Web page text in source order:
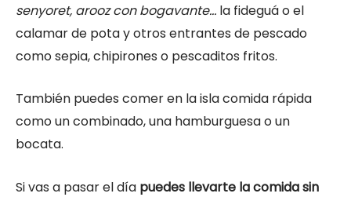
senyoret, arooz con bogavante… la fideguá o el
calamar de pota y otros entrantes de pescado
como sepia, chipirones o pescaditos fritos.
También puedes comer en la isla comida rápida
como un combinado, una hamburguesa o un
bocata.
Si vas a pasar el día puedes llevarte la comida sin